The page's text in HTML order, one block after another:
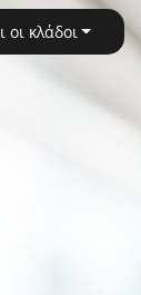
οι κλάδοι